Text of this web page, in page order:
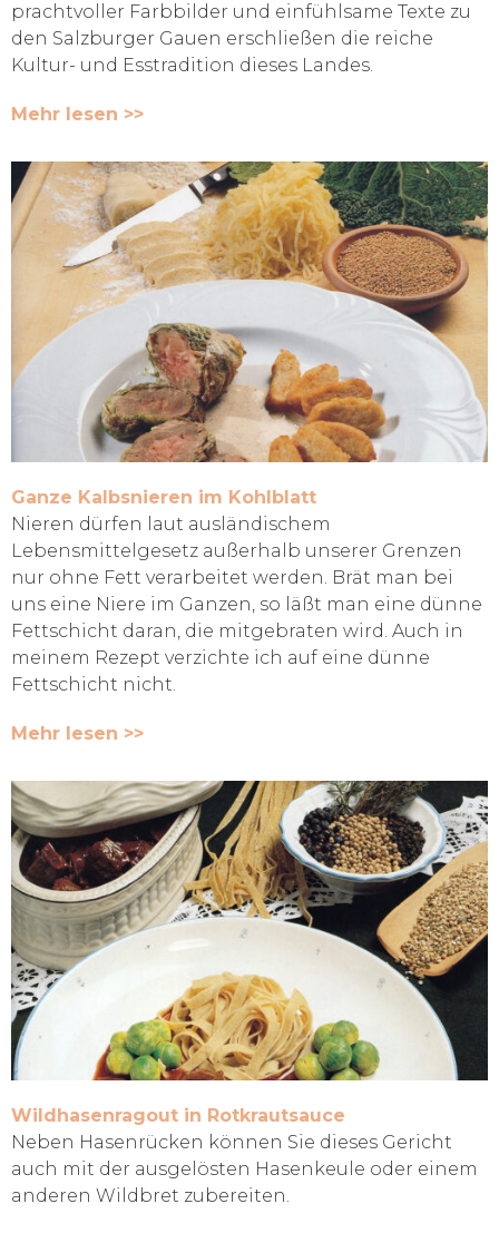
prachtvoller Farbbilder und einfühlsame Texte zu
den Salzburger Gauen erschließen die reiche
Kultur- und Esstradition dieses Landes.
Mehr lesen >>
Ganze Kalbsnieren im Kohlblatt
Nieren dürfen laut ausländischem
Lebensmittelgesetz außerhalb unserer Grenzen
nur ohne Fett verarbeitet werden. Brät man bei
uns eine Niere im Ganzen, so läßt man eine dünne
Fettschicht daran, die mitgebraten wird. Auch in
meinem Rezept verzichte ich auf eine dünne
Fettschicht nicht.
Mehr lesen >>
Wildhasenragout in Rotkrautsauce
Neben Hasenrücken können Sie dieses Gericht
auch mit der ausgelösten Hasenkeule oder einem
anderen Wildbret zubereiten.